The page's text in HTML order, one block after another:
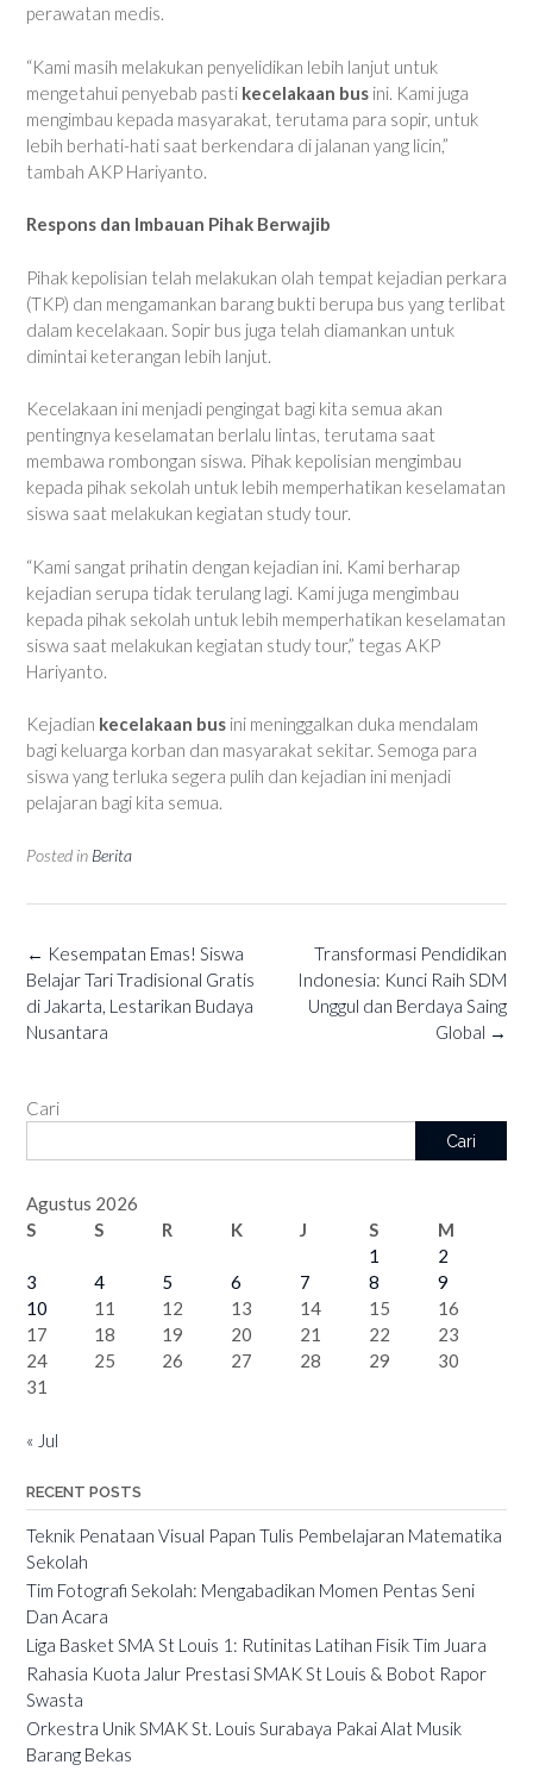
perawatan medis.
“Kami masih melakukan penyelidikan lebih lanjut untuk
mengetahui penyebab pasti kecelakaan bus ini. Kami juga
mengimbau kepada masyarakat, terutama para sopir, untuk
lebih berhati-hati saat berkendara di jalanan yang licin,”
tambah AKP Hariyanto.
Respons dan Imbauan Pihak Berwajib
Pihak kepolisian telah melakukan olah tempat kejadian perkara
(TKP) dan mengamankan barang bukti berupa bus yang terlibat
dalam kecelakaan. Sopir bus juga telah diamankan untuk
dimintai keterangan lebih lanjut.
Kecelakaan ini menjadi pengingat bagi kita semua akan
pentingnya keselamatan berlalu lintas, terutama saat
membawa rombongan siswa. Pihak kepolisian mengimbau
kepada pihak sekolah untuk lebih memperhatikan keselamatan
siswa saat melakukan kegiatan study tour.
“Kami sangat prihatin dengan kejadian ini. Kami berharap
kejadian serupa tidak terulang lagi. Kami juga mengimbau
kepada pihak sekolah untuk lebih memperhatikan keselamatan
siswa saat melakukan kegiatan study tour,” tegas AKP
Hariyanto.
Kejadian kecelakaan bus ini meninggalkan duka mendalam
bagi keluarga korban dan masyarakat sekitar. Semoga para
siswa yang terluka segera pulih dan kejadian ini menjadi
pelajaran bagi kita semua.
Posted in Berita
Post
navigation
Transformasi Pendidikan
Indonesia: Kunci Raih SDM
Unggul dan Berdaya Saing
Global →
← Kesempatan Emas! Siswa
Belajar Tari Tradisional Gratis
di Jakarta, Lestarikan Budaya
Nusantara
Cari
Cari
Agustus 2026
S
S R K J S
M
1
2
3
4 5 6 7 8
9
10
11 12 13 14 15
16
17
18 19 20 21 22
23
24
25 26 27 28 29
30
31
« Jul
RECENT POSTS
Teknik Penataan Visual Papan Tulis Pembelajaran Matematika
Sekolah
Tim Fotografi Sekolah: Mengabadikan Momen Pentas Seni
Dan Acara
Liga Basket SMA St Louis 1: Rutinitas Latihan Fisik Tim Juara
Rahasia Kuota Jalur Prestasi SMAK St Louis & Bobot Rapor
Swasta
Orkestra Unik SMAK St. Louis Surabaya Pakai Alat Musik
Barang Bekas